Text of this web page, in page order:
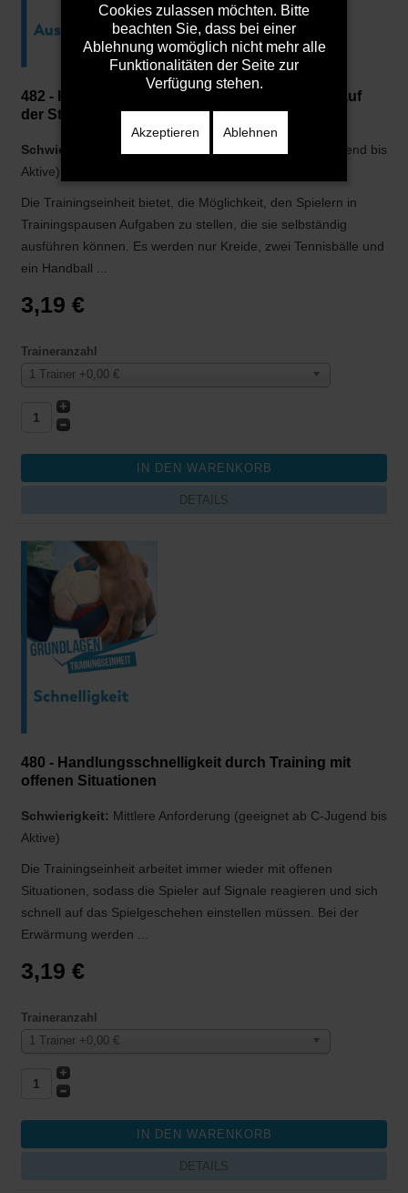
482 - Kleines 1x1 für ein individuelles Training auf
der Straße, im Park oder im Garten - Teil 2
Schwierigkeit:
Mittlere Anforderung (geeignet ab C-Jugend bis
Aktive)
Die Trainingseinheit bietet, die Möglichkeit, den Spielern in
Trainingspausen Aufgaben zu stellen, die sie selbständig
ausführen können. Es werden nur Kreide, zwei Tennisbälle und
ein Handball ...
3,19 €
Traineranzahl
1 Trainer +0,00 €
DETAILS
480 - Handlungsschnelligkeit durch Training mit
offenen Situationen
Schwierigkeit: Mittlere Anforderung (geeignet ab C-Jugend bis
Aktive)
Die Trainingseinheit arbeitet immer wieder mit offenen
Situationen, sodass die Spieler auf Signale reagieren und sich
schnell auf das Spielgeschehen einstellen müssen. Bei der
Erwärmung werden ...
3,19 €
Traineranzahl
1 Trainer +0,00 €
DETAILS
Cookies zulassen möchten. Bitte
beachten Sie, dass bei einer
Ablehnung womöglich nicht mehr alle
Funktionalitäten der Seite zur
Verfügung stehen.
Akzeptieren Ablehnen